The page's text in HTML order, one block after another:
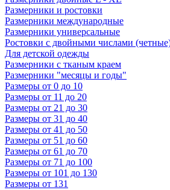
Размерники и ростовки
Размерники международные
Размерники универсальные
Ростовки с двойными числами
Для детской одежды
Размерники с тканым краем
Размерники "месяцы и годы"
Размеры от 0 до 10
Размеры от 11 до 20
Размеры от 21 до 30
Размеры от 31 до 40
Размеры от 41 до 50
Размеры от 51 до 60
Размеры от 61 до 70
Размеры от 71 до 100
Размеры от 101 до 130
Размеры от 131